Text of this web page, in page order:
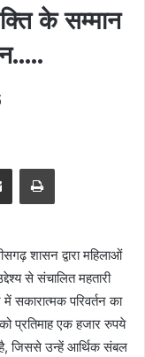
के सम्मान
Share via Email Print
शासन द्वारा महिलाओं
से संचालित महतारी
सकारात्मक परिवर्तन का
प्रतिमाह एक हजार रुपये
जिससे उन्हें आर्थिक संबल